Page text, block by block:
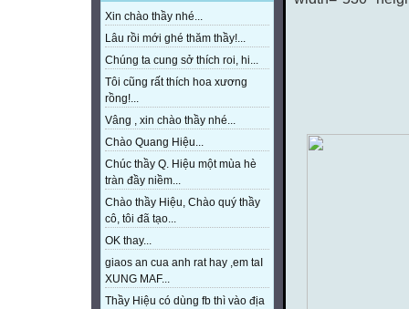
Xin chào thầy nhé...
Lâu rồi mới ghé thăm thầy!...
Chúng ta cung sở thích roi, hi...
Tôi cũng rất thích hoa xương
rồng!...
Vâng , xin chào thầy nhé...
Chào Quang Hiệu...
Chúc thầy Q. Hiệu một mùa hè
tràn đầy niềm...
Chào thầy Hiệu, Chào quý thầy
cô, tôi đã tạo...
OK thay...
giaos an cua anh rat hay ,em taI
XUNG MAF...
Thầy Hiệu có dùng fb thì vào địa